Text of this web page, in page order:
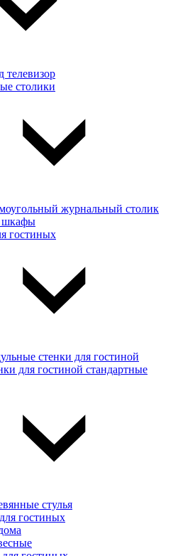
телевизор
столики
журнальный столик
гостиных
стенки для гостиной
для гостиной стандартные
стулья
гостиных